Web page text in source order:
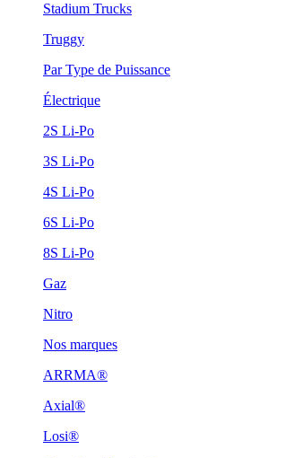
Stadium Trucks
Truggy
Par Type de Puissance
Électrique
2S Li-Po
3S Li-Po
4S Li-Po
6S Li-Po
8S Li-Po
Gaz
Nitro
Nos marques
ARRMA®
Axial®
Losi®